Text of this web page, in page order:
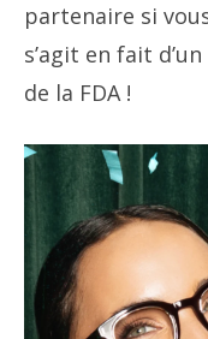
partenaire si
s’agit en fait
de la FDA !